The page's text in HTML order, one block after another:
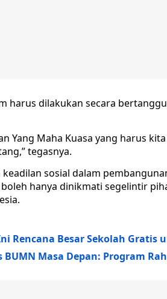
harus dilakukan secara
Yang Maha Kuasa yang harus
tegasnya.
sosial dalam
hanya dinikmati segelintir
Rencana Besar Sekolah Gratis
BUMN Masa Depan: Program